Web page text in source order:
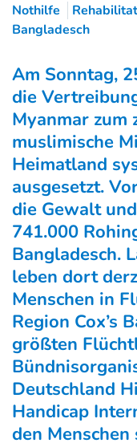
Nothilfe
Bangladesch
Am Sonntag,
die
Myanmar zum
muslimische
Heimatland
ausgesetzt.
die Gewalt
741.000
Bangladesch.
leben dort
Menschen in
Region Cox’s
größten
Deutschland
Handicap
den